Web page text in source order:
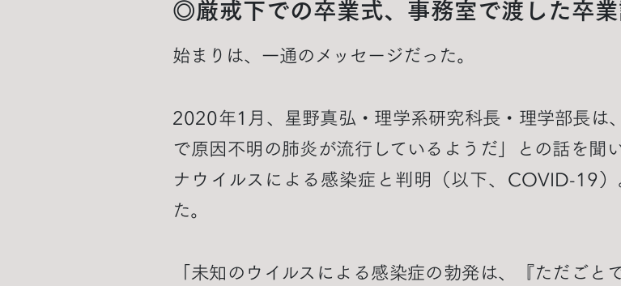
◎厳戒下での卒業式、事務室で渡した卒
始まりは、一通のメッセージだった。
2020年1月、星野真弘・理学系研究科長・理学部長は
で原因不明の肺炎が流行しているようだ」との話を聞
ナウイルスによる感染症と判明（以下、COVID-19
た。
「未知のウイルスによる感染症の勃発は、『ただご